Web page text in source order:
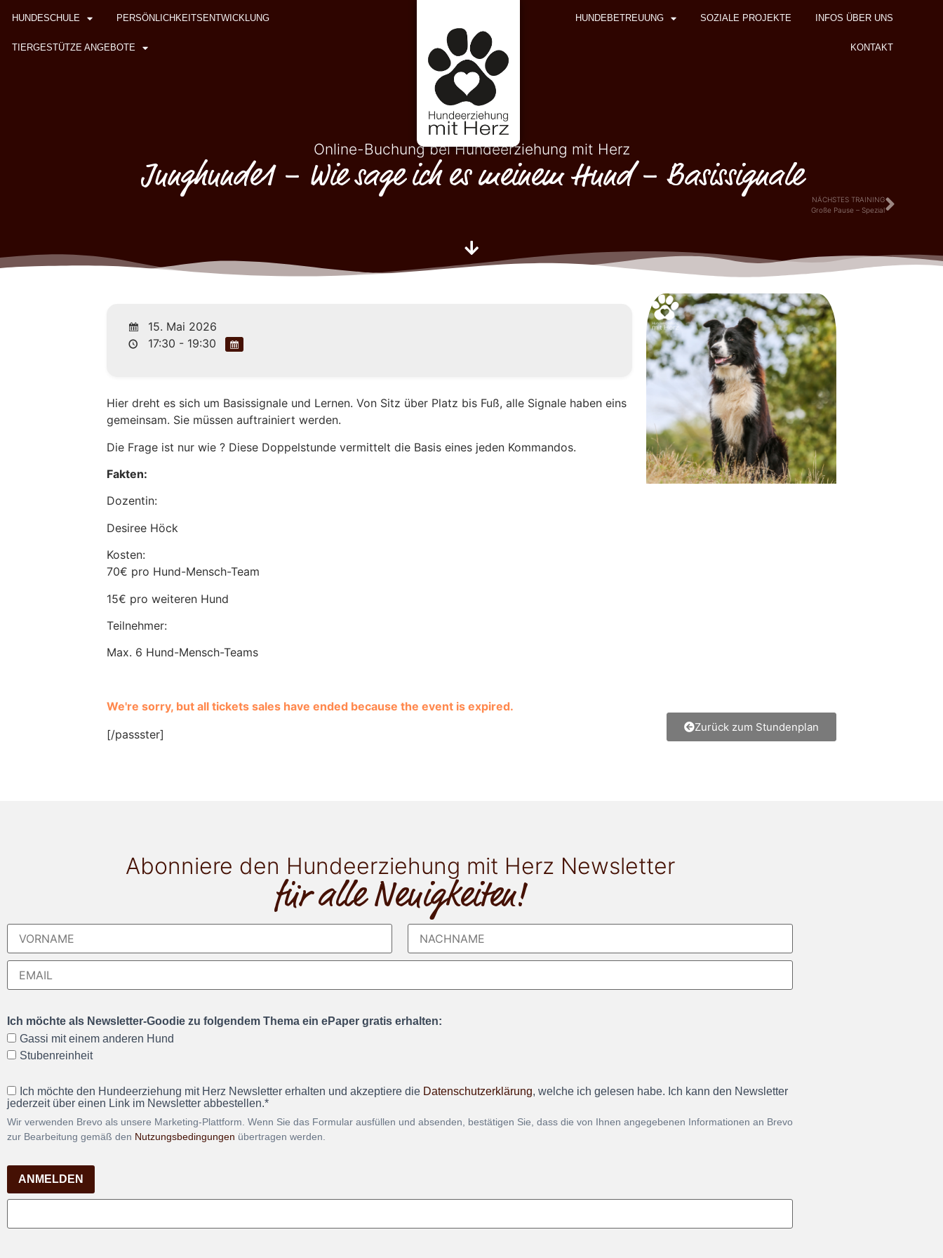
HUNDESCHULE PERSÖNLICHKEITSENTWICKLUNG
TIERGESTÜTZE ANGEBOTE
HUNDEBETREUUNG SOZIALE PROJEKTE INFOS ÜBER UNS
KONTAKT
Online-Buchung bei Hundeerziehung mit Herz
Junghunde1 – Wie sage ich es meinem Hund – Basissignale
NÄCHSTES TRAINING
Große Pause – Spezial
15. Mai 2026
17:30 - 19:30
Hier dreht es sich um Basissignale und Lernen. Von Sitz über Platz bis Fuß, alle Signale haben eins
gemeinsam. Sie müssen auftrainiert werden.
Die Frage ist nur wie ? Diese Doppelstunde vermittelt die Basis eines jeden Kommandos.
Fakten:
Dozentin:
Desiree Höck
Kosten:
70€ pro Hund-Mensch-Team
15€ pro weiteren Hund
Teilnehmer:
Max. 6 Hund-Mensch-Teams
We're sorry, but all tickets sales have ended because the event is expired.
[/passster]
Zurück zum Stundenplan
Abonniere den Hundeerziehung mit Herz Newsletter
für alle Neuigkeiten!
Ich möchte als Newsletter-Goodie zu folgendem Thema ein ePaper gratis erhalten:
Gassi mit einem anderen Hund
Stubenreinheit
Ich möchte den Hundeerziehung mit Herz Newsletter erhalten und akzeptiere die Datenschutzerklärung, welche ich gelesen habe. Ich kann den Newsletter
jederzeit über einen Link im Newsletter abbestellen.*
Wir verwenden Brevo als unsere Marketing-Plattform. Wenn Sie das Formular ausfüllen und absenden, bestätigen Sie, dass die von Ihnen angegebenen Informationen an Brevo
zur Bearbeitung gemäß den Nutzungsbedingungen übertragen werden.
ANMELDEN